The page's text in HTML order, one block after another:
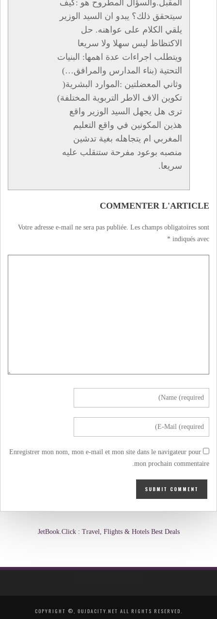
المقبل.والسؤال المطروح هو :كيف
سيتحقق ذلك؟ يبدو ان السيد الوزير
يلقي الكلام على عواهنه. حل
الاكتظاظ ليس سهلا ولا سريعا
ويتطلب اجراءات عدة اهمها: البنيات
التحتية (بناء المدارس والمرافق…)
وثاني المعضلتين :الموارد البشرية(
تكوين الاف الاطر التربوية المختلفة)
ترى هل يجهل السيد الوزير واقع
هذين المكونين في واقع التعليم
المغربي ام يتجاهله بغية تدشين
منصبه بوعود مفرحة ستنقلب عليه
سريعا.
COMMENTER L'ARTICLE
Votre adresse e-mail ne sera pas publiée. Les champs obligatoires sont
indiqués avec
*
Enregistrer mon nom, mon e-mail et mon site dans le navigateur pour
mon prochain commentaire.
JetBook.Click : Travel, Flights & Hotels Best Deals
COPYRIGHT ©, OUJDACITY.NET ALL RIGHTS RESERVED.